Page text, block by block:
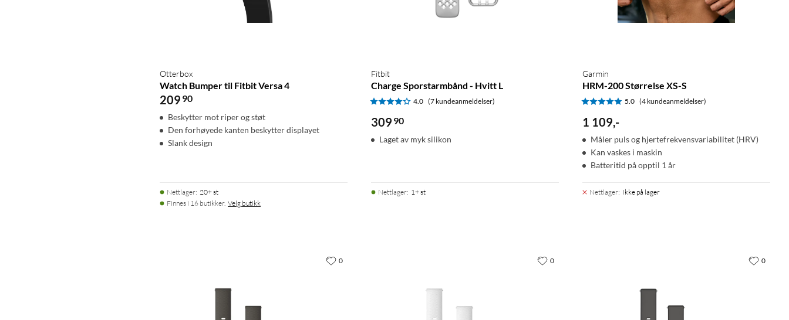
Otterbox
Watch Bumper til Fitbit Versa 4
209 90
Beskytter mot riper og støt
Den forhøyede kanten beskytter displayet
Slank design
Nettlager: 20+ st
Finnes i 16 butikker. Velg butikk
Fitbit
Charge Sporstarmbånd - Hvitt L
4.0 (7 kundeanmeldelser)
309 90
Laget av myk silikon
Nettlager: 1+ st
Garmin
HRM-200 Størrelse XS-S
5.0 (4 kundeanmeldelser)
1 109,-
Måler puls og hjertefrekvensvariabilitet (HRV)
Kan vaskes i maskin
Batteritid på opptil 1 år
Nettlager: Ikke på lager
0 0 0